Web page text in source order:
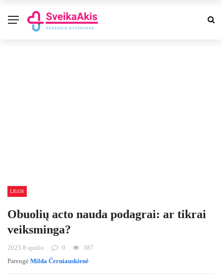
LIGOS
Obuolių acto nauda podagrai: ar tikrai
veiksminga?
2025 8 spalio 0
387
Parengė Milda Černiauskienė